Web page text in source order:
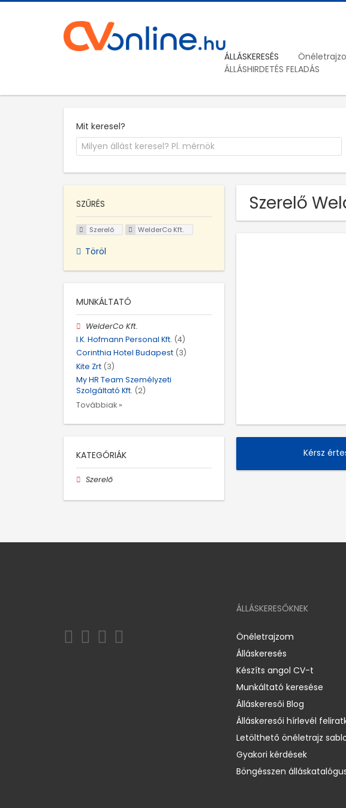
ÁLLÁSKERESÉS
ÁLLÁSHIRDETÉS FELADÁS
Mit keresel?
Szerelő
Kérsz
SZŰRÉS
Szerelő WelderCo Kft.
Töröl
MUNKÁLTATÓ
WelderCo Kft.
I.K. Hofmann Personal Kft. (4)
Corinthia Hotel Budapest (3)
Kite Zrt (3)
My HR Team Személyzeti
Szolgáltató Kft. (2)
Továbbiak »
KATEGÓRIÁK
Szerelő
ÁLLÁSKERESŐKNEK
Önéletrajzom
Álláskeresés
Készíts angol CV-t
Munkáltató keresése
Álláskeresői Blog
Álláskeresői hírlevél
Letölthető önéletrajz
Gyakori kérdések
Böngésszen